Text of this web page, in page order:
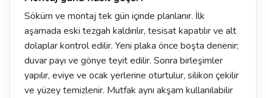
Söküm ve montaj tek gün içinde planlanır. İlk
aşamada eski tezgah kaldırılır, tesisat kapatılır ve alt
dolaplar kontrol edilir. Yeni plaka önce boşta denenir;
duvar payı ve gönye teyit edilir. Sonra birleşimler
yapılır, eviye ve ocak yerlerine oturtulur, silikon çekilir
ve yüzey temizlenir. Mutfak aynı akşam kullanılabilir